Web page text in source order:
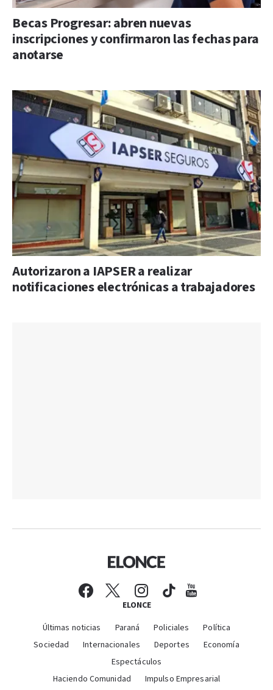
Becas Progresar: abren nuevas
inscripciones y confirmaron las fechas para
anotarse
Autorizaron a IAPSER a realizar
notificaciones electrónicas a trabajadores
ELONCE
Últimas noticias Paraná Policiales
Política
Sociedad
Internacionales Deportes
Economía
Espectáculos
Haciendo Comunidad
Impulso Empresarial